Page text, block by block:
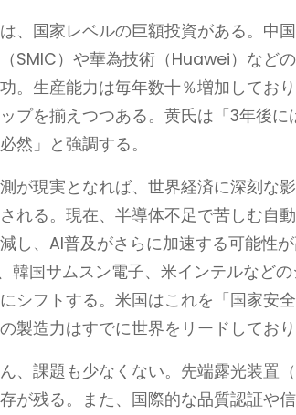
、国家レベルの巨額投資がある。中
SMIC）や華為技術（Huawei）など
。生産能力は毎年数十％増加してお
プを揃えつつある。黄氏は「3年後
然」と強調する。
が現実となれば、世界経済に深刻な
れる。現在、半導体不足で苦しむ自
減し、AI普及がさらに加速する可能性
韓国サムスン電子、米インテルなど
シフトする。米国はこれを「国家安
の製造力はすでに世界をリードしてお
、課題も少なくない。先端露光装置
が残る。また、国際的な品質認証や